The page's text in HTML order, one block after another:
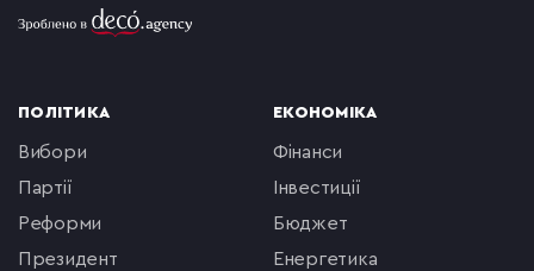
ПОЛІТИКА
вибори
партії
реформи
президент
ЕКОНОМІКА
фінанси
інвестиції
бюджет
енергетика